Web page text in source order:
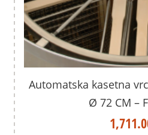
Automatska kasetna
Ø 72 CM –